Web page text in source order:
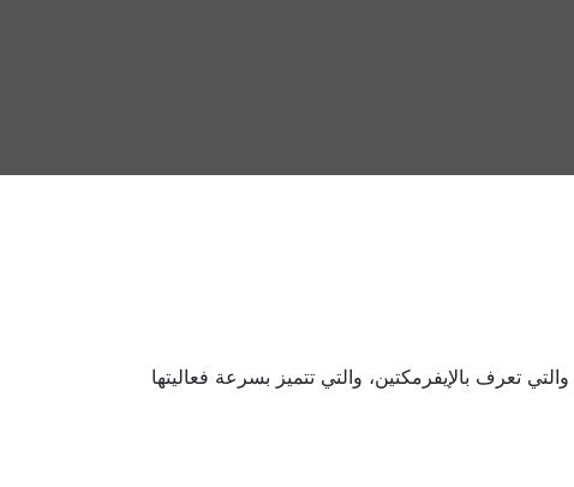
تعرف بالإيفرمكتين، والتي تتميز بسرعة فعاليتها